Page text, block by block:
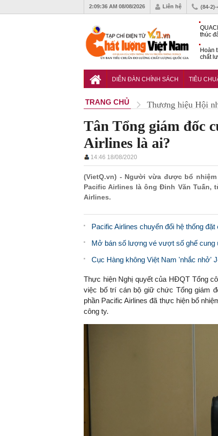
2:09:37 AM 08/08/2026 Liên hệ (84-2)-
thúc
Hoàn
chất
DIỄN ĐÀN CHÍNH SÁCH TIÊU
TRANG CHỦ Thương hiệu Hội
Tân Tổng giám đốc
Airlines là ai?
14:46 18/08/2020
(VietQ.vn) - Người vừa được bổ
Pacific Airlines là ông Đinh Văn Tuấn,
Airlines.
Pacific Airlines chuyển đổi hệ thống
Mở bán số lượng vé vượt số ghế cung
Cục Hàng không Việt Nam 'nhắc nhở'
Thực hiện Nghị quyết của HĐQT Tổng
việc bố trí cán bộ giữ chức Tổng giám
phần Pacific Airlines đã thực hiện bổ
công ty.